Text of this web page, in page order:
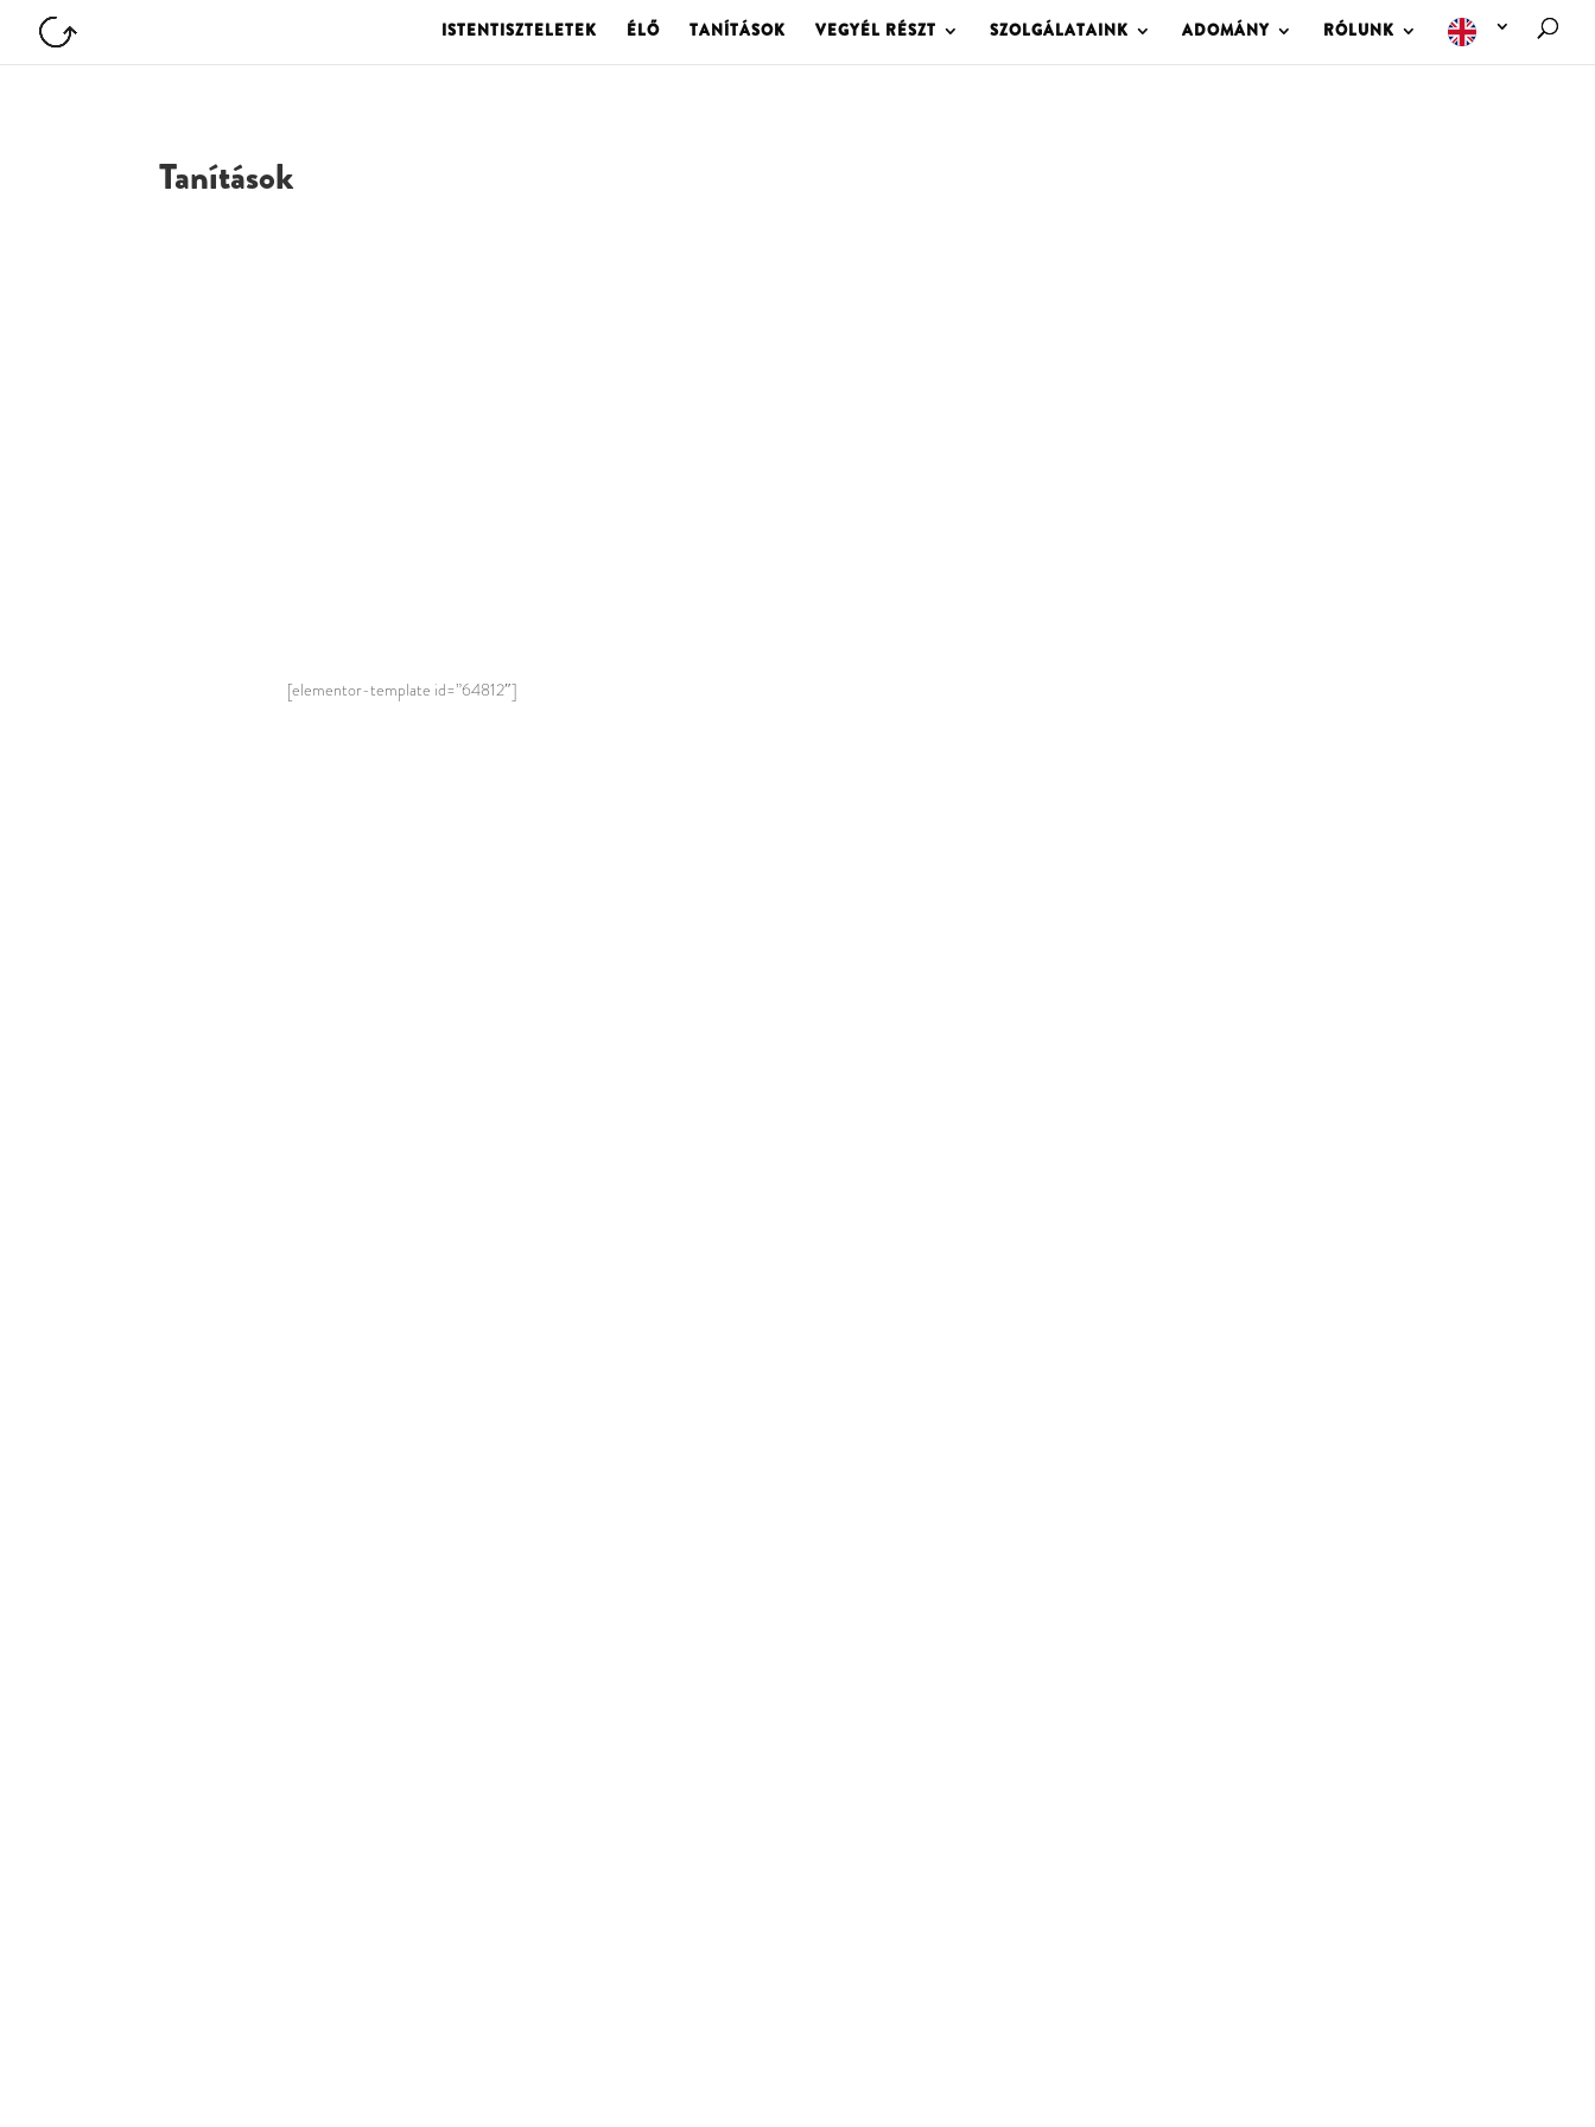
ISTENTISZTELETEK ÉLŐ TANÍTÁSOK VEGYÉL RÉSZT SZOLGÁLATAINK ADOMÁNY RÓLUNK
Tanítások
[elementor-template id=”64812″]